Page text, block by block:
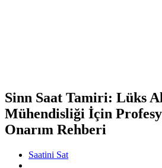
Sinn Saat Tamiri: Lüks
Mühendisliği İçin
Onarım Rehberi
Saatini Sat